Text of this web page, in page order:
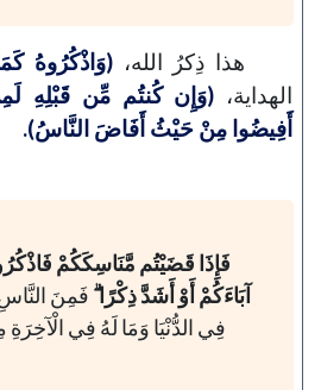
هذا ذِكرُ الله،(وَاذْكُرُوهُ
الهداية،
أَفِيضُوا مِنْ حَيْثُ أَفَاضَ النَّاسُ).
فَإِذَا قَضَيْتُم مَّنَاسِكَكُمْ
آبَاءَكُمْ أَوْ أَشَدَّ ذِكْرًا ۗ فَمِنَ النَّاسِ
فِي الدُّنْيَا وَمَا لَهُ فِي الْآخِرَةِ